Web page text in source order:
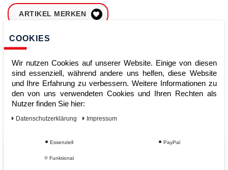
ARTIKEL MERKEN
ZUM WARENKORB
Sofort lieferbar
Kauf auf Rechnung
COOKIES
Wir nutzen Cookies auf unserer Website. Einige von diesen
sind essenziell, während andere uns helfen, diese Website
und Ihre Erfahrung zu verbessern. Weitere Informationen zu
den von uns verwendeten Cookies und Ihren Rechten als
Nutzer finden Sie hier:
Daten­schutz­erklärung Impressum
Essenziell PayPal
Funktional